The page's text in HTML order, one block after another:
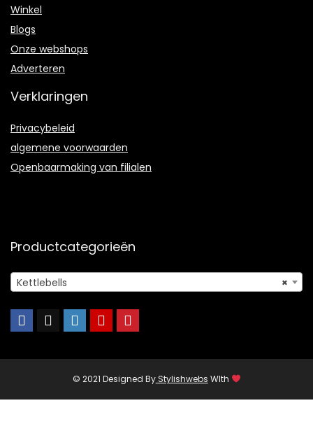
Winkel
Blogs
Onze webshops
Adverteren
Verklaringen
Privacybeleid
algemene voorwaarden
Openbaarmaking van filialen
Productcategorieën
×
Kettlebells
© 2021 Designed ByStylishwebs WIth